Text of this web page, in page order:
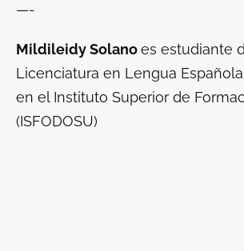
—-
Mildileidy Solanoes estudiante
Licenciatura en Lengua
en el Instituto Superior de
(ISFODOSU)